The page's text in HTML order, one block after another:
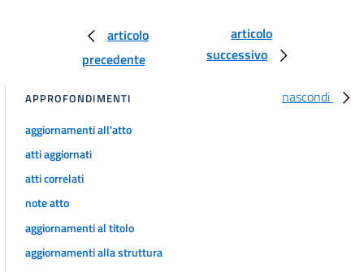
24 bis
Allegati
Allegato 1
Allegato 1
Allegato 2
Allegato 2
Allegato 3
articolo
precedente
articolo
successivo
nascondi
APPROFONDIMENTI
aggiornamenti all'atto
atti aggiornati
atti correlati
note atto
aggiornamenti al titolo
aggiornamenti alla struttura